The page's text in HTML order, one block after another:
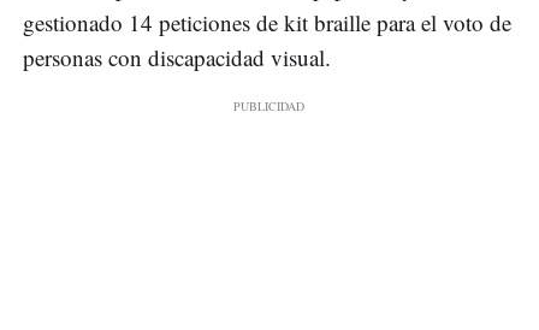
gestionado 14 peticiones de kit braille para el voto de
personas con discapacidad visual.